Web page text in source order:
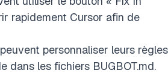
rapidement Cursor afin de
personnaliser leurs règles
dans les fichiers BUGBOT.md.